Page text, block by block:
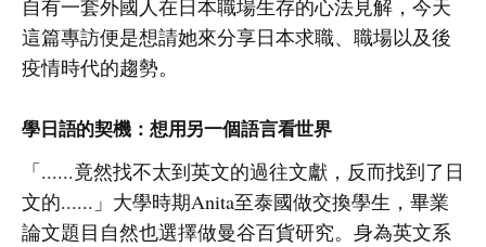
自有一套外國人在日本職場生存的心法見解，今天
這篇專訪便是想請她來分享日本求職、職場以及後
疫情時代的趨勢。
學日語的契機：想用另一個語言看世界
「......竟然找不太到英文的過往文獻，反而找到了日
文的......」大學時期Anita至泰國做交換學生，畢業
論文題目自然也選擇做曼谷百貨研究。身為英文系